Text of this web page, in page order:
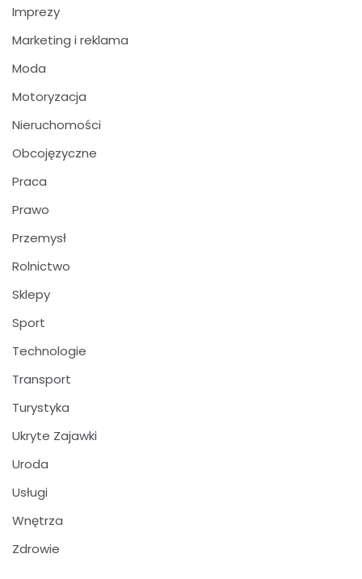
Imprezy
Marketing i reklama
Moda
Motoryzacja
Nieruchomości
Obcojęzyczne
Praca
Prawo
Przemysł
Rolnictwo
Sklepy
Sport
Technologie
Transport
Turystyka
Ukryte Zajawki
Uroda
Usługi
Wnętrza
Zdrowie